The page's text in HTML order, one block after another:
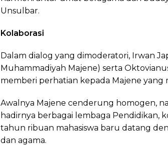
Unsulbar.
Kolaborasi
Dalam dialog yang dimoderatori, Irwan
Muhammadiyah Majene) serta
memberi perhatian kepada Majene yang
Awalnya Majene cenderung homogen,
hadirnya berbagai lembaga Pendidikan,
tahun ribuan mahasiswa baru datang
dan agama.